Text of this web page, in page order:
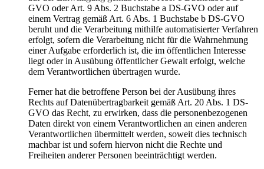
GVO oder Art. 9 Abs. 2 Buchstabe a DS-GVO oder auf
einem Vertrag gemäß Art. 6 Abs. 1 Buchstabe b DS-GVO
beruht und die Verarbeitung mithilfe automatisierter Verfahren
erfolgt, sofern die Verarbeitung nicht für die Wahrnehmung
einer Aufgabe erforderlich ist, die im öffentlichen Interesse
liegt oder in Ausübung öffentlicher Gewalt erfolgt, welche
dem Verantwortlichen übertragen wurde.
Ferner hat die betroffene Person bei der Ausübung ihres
Rechts auf Datenübertragbarkeit gemäß Art. 20 Abs. 1 DS-
GVO das Recht, zu erwirken, dass die personenbezogenen
Daten direkt von einem Verantwortlichen an einen anderen
Verantwortlichen übermittelt werden, soweit dies technisch
machbar ist und sofern hiervon nicht die Rechte und
Freiheiten anderer Personen beeinträchtigt werden.